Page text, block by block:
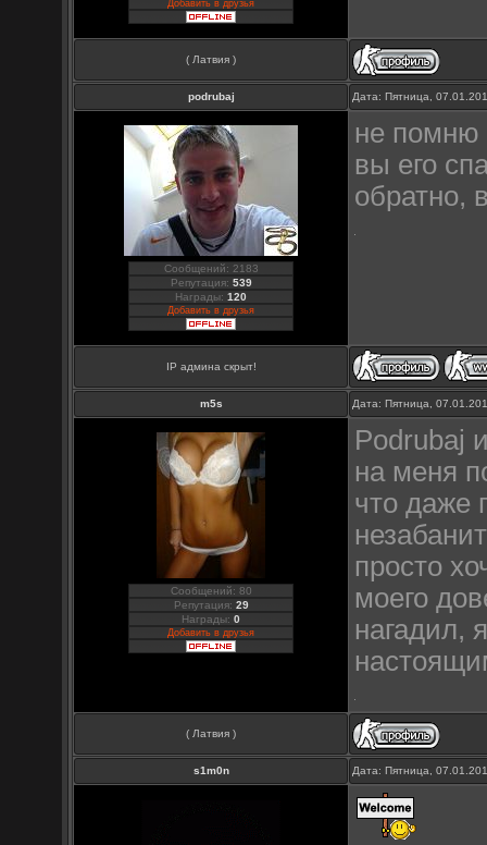
Добавить в друзья
( Латвия )
podrubaj Дата: Пятница,
Сообщений: 2183
Репутация: 539
Награды:120
Добавить в друзья
не помню
вы его
обратно,
IP админа скрыт!
m5s Дата: Пятница,
Сообщений: 80
Репутация: 29
Награды:0
Добавить в друзья
Podrubaj
на меня
что даже
просто
моего
нагадил,
( Латвия )
s1m0n Дата: Пятница,